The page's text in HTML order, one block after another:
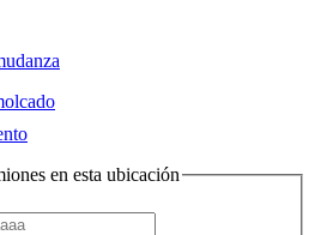
en esta ubicación